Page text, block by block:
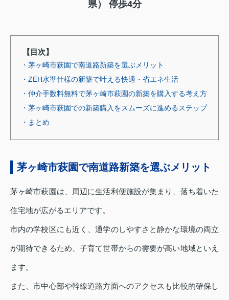
県） 停歩4分
【目次】
・茅ヶ崎市萩園で南道路新築を選ぶメリット
・ZEH水準仕様の新築で叶える快適・省エネ生活
・仲介手数料無料で茅ヶ崎市萩園の新築を購入する考え方
・茅ヶ崎市萩園での新築購入をスムーズに進めるステップ
・まとめ
茅ヶ崎市萩園で南道路新築を選ぶメリット
茅ヶ崎市萩園は、周辺に生活利便施設が集まり、落ち着いた
住宅地が広がるエリアです。
市内の学校区にも近く、通学のしやすさと静かな環境の両立
が期待できるため、子育て世帯からの需要が高い地域といえ
ます。
また、市中心部や幹線道路方面へのアクセスも比較的確保し